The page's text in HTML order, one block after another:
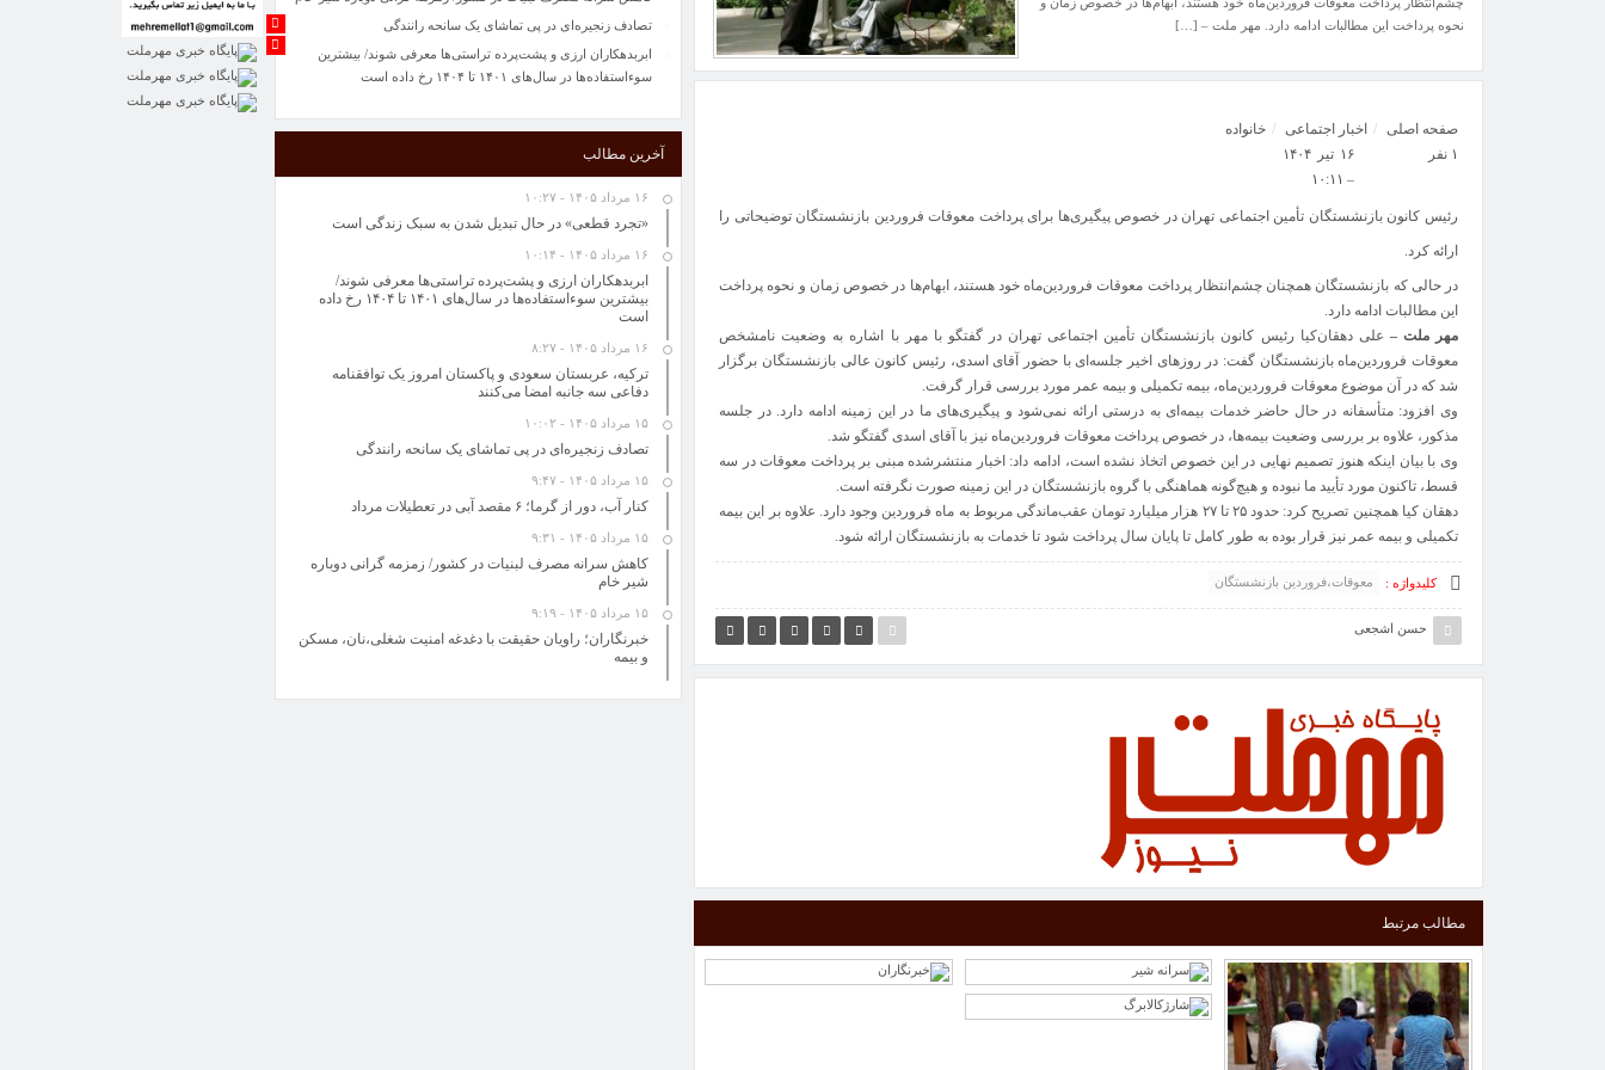
نحوه پرداخت این مطالبات ادامه دارد. مهر ملت – […]
صفحه اصلی اخبار اجتماعی
خانواده
۱ نفر
۱۶ تیر ۱۴۰۴
– ۱۰:۱۱
رئیس کانون بازنشستگان تأمین اجتماعی تهران در خصوص پیگیری‌ها برای پرداخت معوقات فروردین بازنشستگان توضیحاتی را
ارائه کرد.
در حالی که بازنشستگان همچنان چشم‌انتظار پرداخت معوقات فروردین‌ماه خود هستند، ابهام‌ها در خصوص زمان و نحوه پرداخت
این مطالبات ادامه دارد.
مهر ملت – علی دهقان‌کیا رئیس کانون بازنشستگان تأمین اجتماعی تهران در گفتگو با مهر با اشاره به وضعیت نامشخص
معوقات فروردین‌ماه بازنشستگان گفت: در روزهای اخیر جلسه‌ای با حضور آقای اسدی، رئیس کانون عالی بازنشستگان برگزار
شد که در آن موضوع معوقات فروردین‌ماه، بیمه تکمیلی و بیمه عمر مورد بررسی قرار گرفت.
وی افزود: متأسفانه در حال حاضر خدمات بیمه‌ای به درستی ارائه نمی‌شود و پیگیری‌های ما در این زمینه ادامه دارد. در جلسه
مذکور، علاوه بر بررسی وضعیت بیمه‌ها، در خصوص پرداخت معوقات فروردین‌ماه نیز با آقای اسدی گفتگو شد.
وی با بیان اینکه هنوز تصمیم نهایی در این خصوص اتخاذ نشده است، ادامه داد: اخبار منتشرشده مبنی بر پرداخت معوقات در سه
قسط، تاکنون مورد تأیید ما نبوده و هیچ‌گونه هماهنگی با گروه بازنشستگان در این زمینه صورت نگرفته است.
دهقان کیا همچنین تصریح کرد: حدود ۲۵ تا ۲۷ هزار میلیارد تومان عقب‌ماندگی مربوط به ماه فروردین وجود دارد. علاوه بر این بیمه
تکمیلی و بیمه عمر نیز قرار بوده به طور کامل تا پایان سال پرداخت شود تا خدمات به بازنشستگان ارائه شود.
کلیدواژه : معوقات،فروردین بازنشستگان
حسن اشجعی
مطالب مرتبط
تصادف زنجیره‌ای در پی تماشای یک سانحه رانندگی
ابربدهکاران ارزی و پشت‌پرده تراستی‌ها معرفی شوند/ بیشترین
سوءاستفاده‌ها در سال‌های ۱۴۰۱ تا ۱۴۰۴ رخ داده است
طرح اولیه ایرباس از بالگردی با دوبال
خواص اسانس های گیاهی در نابودی باکتری ها را بشناسید
حل مسائل کلیدی کشور به دانشگاه‌ها سپرده شود
“گرانی شیشه شربت “از علل کاهش تولید آنتی‌بیوتیک کودکان/
شرکتهای خصولتی مانع توسعه اقتصاد هستند
تصادف زنجیره‌ای در پی تماشای یک سانحه رانندگی
ابربدهکاران ارزی و پشت‌پرده تراستی‌ها معرفی شوند/ بیشترین
آخرین مطالب
۱۶ مرداد ۱۴۰۵ - ۱۰:۲۷
«تجرد قطعی» در حال تبدیل شدن به سبک زندگی است
۱۶ مرداد ۱۴۰۵ - ۱۰:۱۴
ابربدهکاران ارزی و پشت‌پرده تراستی‌ها معرفی شوند/
بیشترین سوءاستفاده‌ها در سال‌های ۱۴۰۱ تا ۱۴۰۴ رخ داده
است
۱۶ مرداد ۱۴۰۵ - ۸:۲۷
ترکیه، عربستان سعودی و پاکستان امروز یک توافقنامه
دفاعی سه جانبه امضا می‌کنند
۱۵ مرداد ۱۴۰۵ - ۱۰:۰۲
تصادف زنجیره‌ای در پی تماشای یک سانحه رانندگی
۱۵ مرداد ۱۴۰۵ - ۹:۴۷
کنار آب، دور از گرما؛ ۶ مقصد آبی در تعطیلات مرداد
۱۵ مرداد ۱۴۰۵ - ۹:۳۱
کاهش سرانه مصرف لبنیات در کشور/ زمزمه گرانی دوباره
شیر خام
۱۵ مرداد ۱۴۰۵ - ۹:۱۹
خبرنگاران؛ راویان حقیقت با دغدغه امنیت شغلی،نان، مسکن
و بیمه